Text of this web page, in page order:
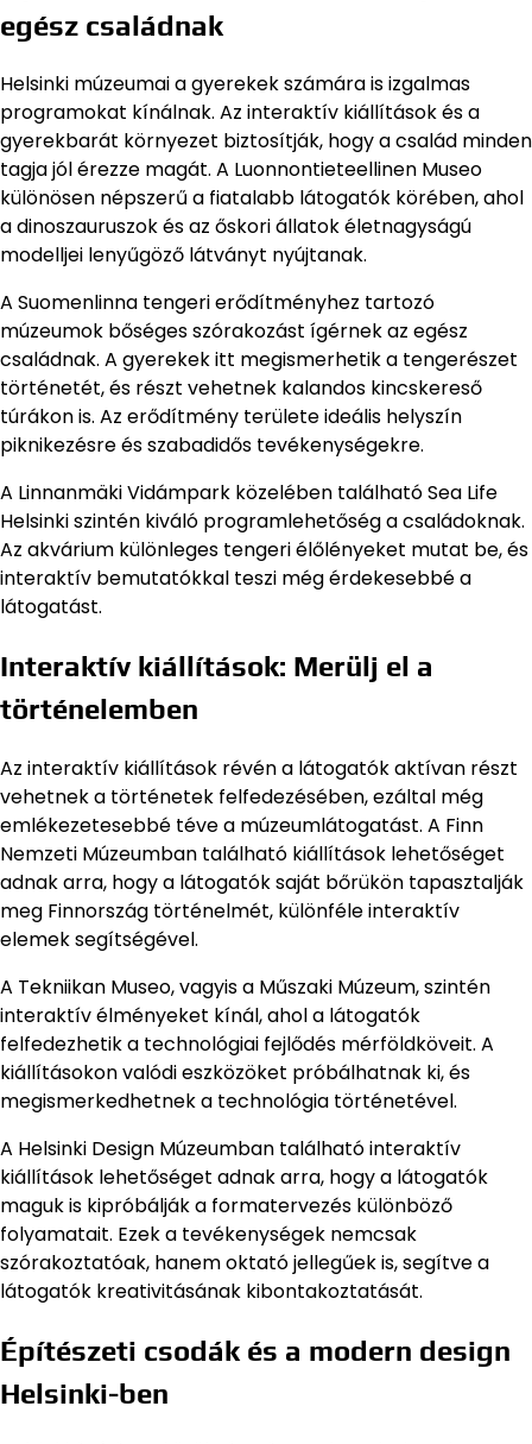
egész családnak
Helsinki múzeumai a gyerekek számára is izgalmas
programokat kínálnak. Az interaktív kiállítások és a
gyerekbarát környezet biztosítják, hogy a család minden
tagja jól érezze magát. A Luonnontieteellinen Museo
különösen népszerű a fiatalabb látogatók körében, ahol
a dinoszauruszok és az őskori állatok életnagyságú
modelljei lenyűgöző látványt nyújtanak.
A Suomenlinna tengeri erődítményhez tartozó
múzeumok bőséges szórakozást ígérnek az egész
családnak. A gyerekek itt megismerhetik a tengerészet
történetét, és részt vehetnek kalandos kincskereső
túrákon is. Az erődítmény területe ideális helyszín
piknikezésre és szabadidős tevékenységekre.
A Linnanmäki Vidámpark közelében található Sea Life
Helsinki szintén kiváló programlehetőség a családoknak.
Az akvárium különleges tengeri élőlényeket mutat be, és
interaktív bemutatókkal teszi még érdekesebbé a
látogatást.
Interaktív kiállítások: Merülj el a
történelemben
Az interaktív kiállítások révén a látogatók aktívan részt
vehetnek a történetek felfedezésében, ezáltal még
emlékezetesebbé téve a múzeumlátogatást. A Finn
Nemzeti Múzeumban található kiállítások lehetőséget
adnak arra, hogy a látogatók saját bőrükön tapasztalják
meg Finnország történelmét, különféle interaktív
elemek segítségével.
A Tekniikan Museo, vagyis a Műszaki Múzeum, szintén
interaktív élményeket kínál, ahol a látogatók
felfedezhetik a technológiai fejlődés mérföldköveit. A
kiállításokon valódi eszközöket próbálhatnak ki, és
megismerkedhetnek a technológia történetével.
A Helsinki Design Múzeumban található interaktív
kiállítások lehetőséget adnak arra, hogy a látogatók
maguk is kipróbálják a formatervezés különböző
folyamatait. Ezek a tevékenységek nemcsak
szórakoztatóak, hanem oktató jellegűek is, segítve a
látogatók kreativitásának kibontakoztatását.
Építészeti csodák és a modern design
Helsinki-ben